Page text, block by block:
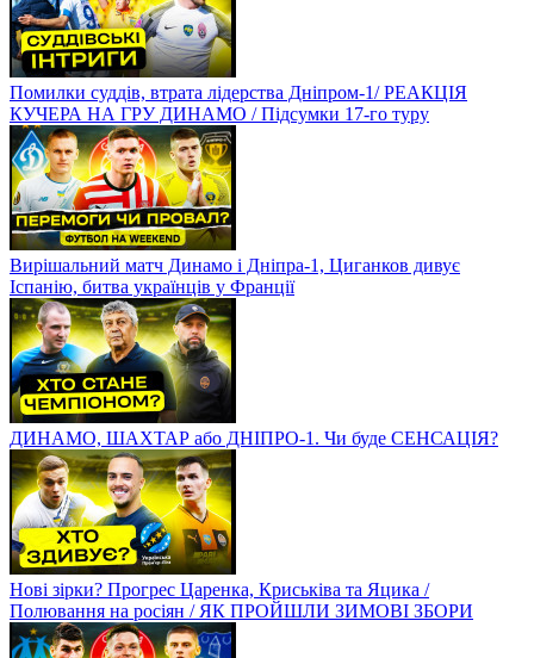
Помилки суддів, втрата лідерства Дніпром-1/ РЕАКЦІЯ
КУЧЕРА НА ГРУ ДИНАМО / Підсумки 17-го туру
Вирішальний матч Динамо і Дніпра-1, Циганков дивує
Іспанію, битва українців у Франції
ДИНАМО, ШАХТАР або ДНІПРО-1. Чи буде СЕНСАЦІЯ?
Нові зірки? Прогрес Царенка, Криськіва та Яцика /
Полювання на росіян / ЯК ПРОЙШЛИ ЗИМОВІ ЗБОРИ